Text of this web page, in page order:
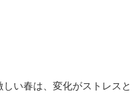
い春は、変化がストレスと